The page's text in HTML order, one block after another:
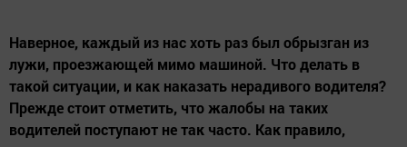
Наверное, каждый из нас хоть раз был обрызган из
лужи, проезжающей мимо машиной. Что делать в
такой ситуации, и как наказать нерадивого водителя?
Прежде стоит отметить, что жалобы на таких
водителей поступают не так часто. Как правило,